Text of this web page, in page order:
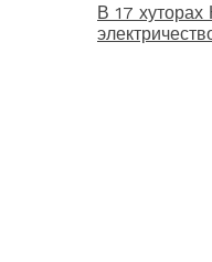
В 17 хуторах